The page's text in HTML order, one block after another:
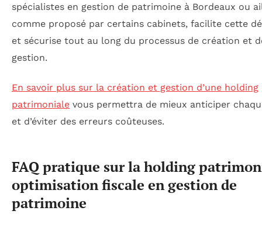
spécialistes en gestion de patrimoine à Bordeaux ou
comme proposé par certains cabinets, facilite cette
et sécurise tout au long du processus de création et
gestion.
En savoir plus sur la création et gestion d’une holding
patrimoniale vous permettra de mieux anticiper
et d’éviter des erreurs coûteuses.
FAQ pratique sur la holding
optimisation fiscale en gestion de
patrimoine